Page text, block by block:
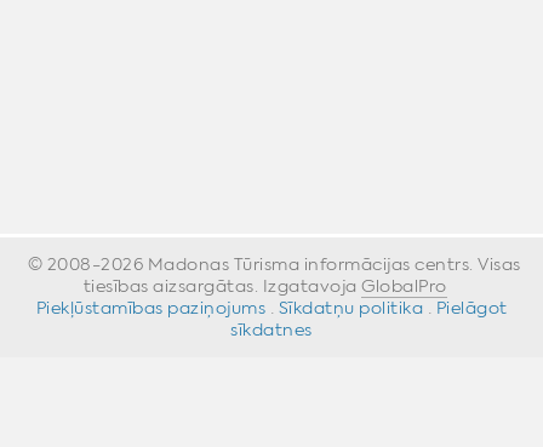
© 2008-2026 Madonas Tūrisma informācijas centrs. Visas
tiesības aizsargātas. Izgatavoja GlobalPro
Piekļūstamības paziņojums · Sīkdatņu politika · Pielāgot
sīkdatnes